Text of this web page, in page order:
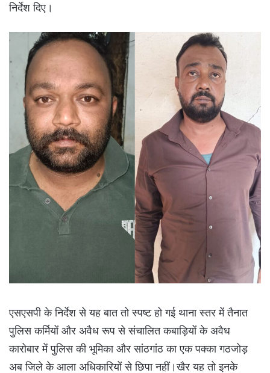
निर्देश दिए।
एसएसपी के निर्देश से यह बात तो स्पष्ट हो गई थाना स्तर में तैनात
पुलिस कर्मियों और अवैध रूप से संचालित कबाड़ियों के अवैध
कारोबार में पुलिस की भूमिका और सांठगांठ का एक पक्का गठजोड़
अब जिले के आला अधिकारियों से छिपा नहीं।खैर यह तो इनके